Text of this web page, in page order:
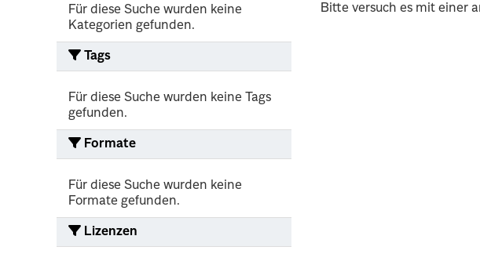
Für diese Suche wurden keine
Kategorien gefunden.
Tags
Für diese Suche wurden keine Tags
gefunden.
Formate
Für diese Suche wurden keine
Formate gefunden.
Lizenzen
Bitte versuch es mit einer